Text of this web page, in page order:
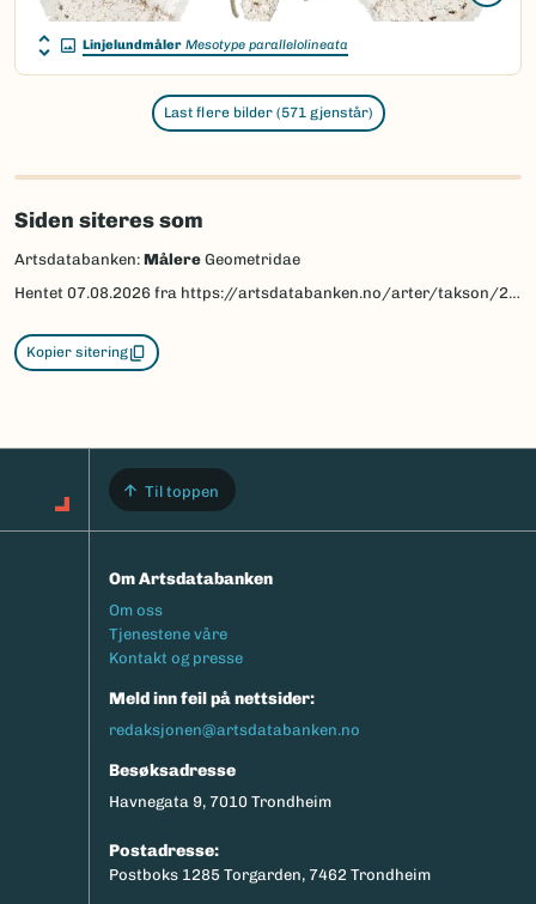
Linjelundmåler Mesotype parallelolineata
Last flere bilder (571 gjenstår)
Siden siteres som
Artsdatabanken: Målere Geometridae
Hentet 07.08.2026 fra https://artsdatabanken.no/arter/takson/29928
Kopier sitering
Til toppen
Om Artsdatabanken
Footermeny
Om oss
Tjenestene våre
Kontakt og presse
Meld inn feil på nettsider:
redaksjonen@artsdatabanken.no
Besøksadresse
Havnegata 9, 7010 Trondheim
Postadresse:
Postboks 1285 Torgarden, 7462 Trondheim